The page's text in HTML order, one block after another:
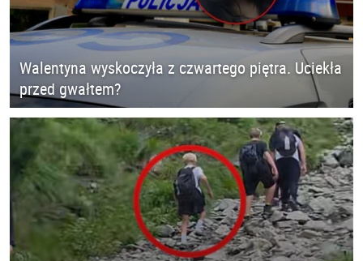
Walentyna wyskoczyła z czwartego piętra. Uciekła
przed gwałtem?